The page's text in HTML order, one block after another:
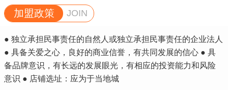
加盟政策 JOIN
● 独立承担民事责任的自然人或独立承担民事责任的企业法人
● 具备关爱之心，良好的商业信誉，有共同发展的信心 ● 具
备品牌意识，有长远的发展眼光，有相应的投资能力和风险
意识 ● 店铺选址：应为于当地城